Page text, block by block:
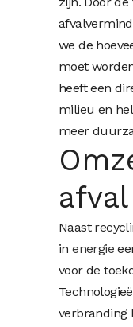
we de
moet
heeft een
milieu en
meer
Naast
inenergie
voor de
verbranding